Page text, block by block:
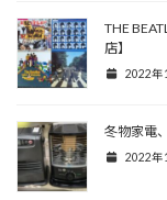
THE
店】
2022年
冬物家電
2022年